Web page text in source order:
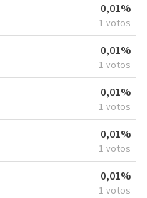
0,01%
1 votos
0,01%
1 votos
0,01%
1 votos
0,01%
1 votos
0,01%
1 votos